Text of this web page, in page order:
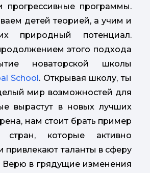
прогрессивные программы.
детей теорией, а учим и
природный потенциал.
этого подхода
новаторской школы
School. Открывая школу, ты
мир возможностей для
вырастут в новых лучших
нам стоит брать пример
которые активно
привлекают таланты в сферу
Верю в грядущие изменения